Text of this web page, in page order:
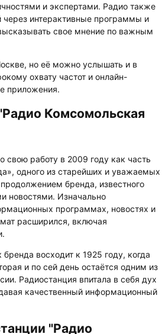
и экспертами. Радио также
через интерактивные программы и
свое мнение по важным
но её можно услышать и в
охвату частот и онлайн-
приложения.
Комсомольская
свою работу в 2009 году как часть
одного из старейших и уважаемых
бренда, известного
новостями. Изначально
программах, новостях и
расширился, включая
восходит к 1925 году, когда
и по сей день остаётся одним из
Радиостанция впитала в себя дух
качественный информационный
"Радио